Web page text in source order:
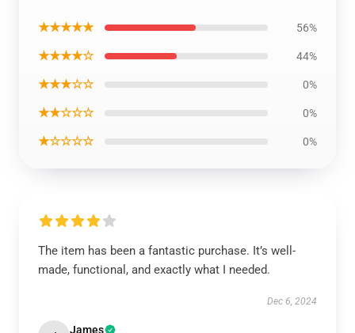
★★★★★ 56%
★★★★☆ 44%
★★★☆☆ 0%
★★☆☆☆ 0%
★☆☆☆☆ 0%
The item has been a fantastic purchase. It’s well-
made, functional, and exactly what I needed.
Dec 6, 2024
James